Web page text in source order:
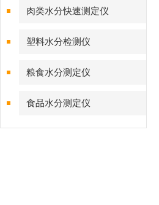
肉类水分快速测定仪
塑料水分检测仪
粮食水分测定仪
食品水分测定仪